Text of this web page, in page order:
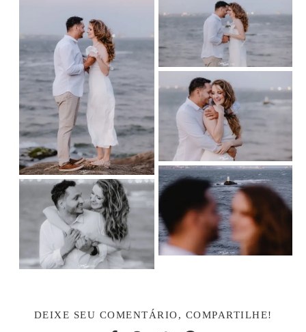
DEIXE SEU COMENTÁRIO, COMPARTILHE!